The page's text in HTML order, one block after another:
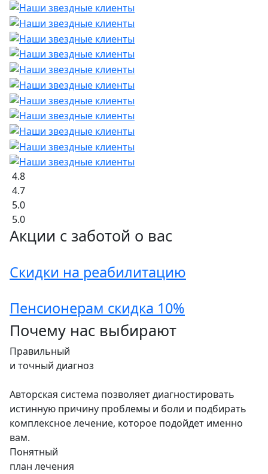
4.8
4.7
5.0
5.0
Акции с заботой о вас
Скидки на реабилитацию
Пенсионерам скидка 10%
Почему нас выбирают
Правильный
и точный диагноз
Авторская система позволяет диагностировать
истинную причину проблемы и боли и подбирать
комплексное лечение, которое подойдет именно
вам.
Понятный
план лечения